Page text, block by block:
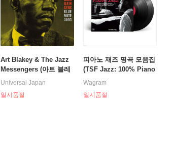
Art Blakey & The Jazz
Messengers (아트 블레
이키 앤 재즈 메신저스) -
Universal Japan
일시품절
피아노 재즈 명곡 모음집
(TSF Jazz: 100% Piano
Jazz) [2LP]
Wagram
일시품절